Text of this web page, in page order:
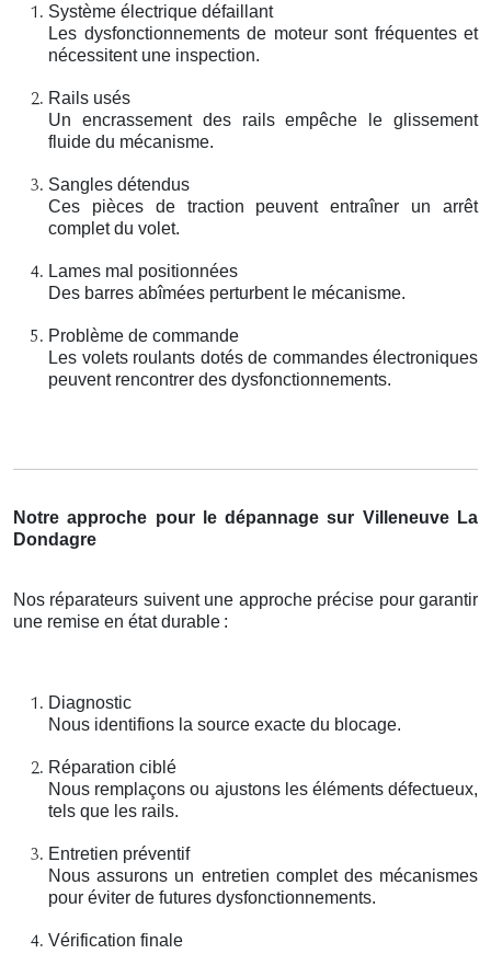
Système électrique défaillant
Les dysfonctionnements de moteur sont fréquentes et
nécessitent une inspection.
Rails usés
Un encrassement des rails empêche le glissement
fluide du mécanisme.
Sangles détendus
Ces pièces de traction peuvent entraîner un arrêt
complet du volet.
Lames mal positionnées
Des barres abîmées perturbent le mécanisme.
Problème de commande
Les volets roulants dotés de commandes électroniques
peuvent rencontrer des dysfonctionnements.
Notre approche pour le dépannage sur Villeneuve La
Dondagre
Nos réparateurs suivent une approche précise pour garantir
une remise en état durable :
Diagnostic
Nous identifions la source exacte du blocage.
Réparation ciblé
Nous remplaçons ou ajustons les éléments défectueux,
tels que les rails.
Entretien préventif
Nous assurons un entretien complet des mécanismes
pour éviter de futures dysfonctionnements.
Vérification finale